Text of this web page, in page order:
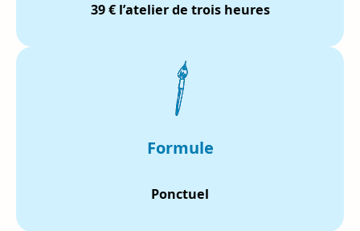
39 € l’atelier de trois heures
Formule
Ponctuel